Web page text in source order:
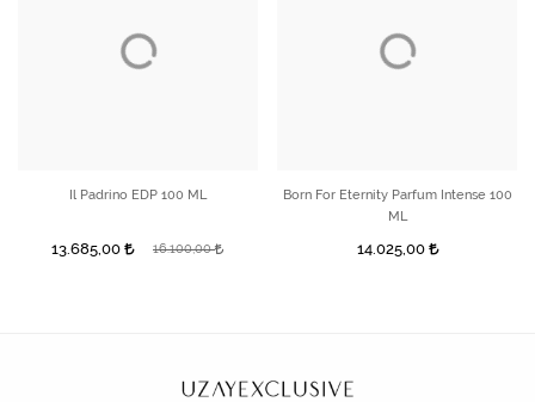
Il Padrino EDP 100 ML
13.685,00 16.100,00
Born For Eternity Parfum Intense 100
ML
14.025,00